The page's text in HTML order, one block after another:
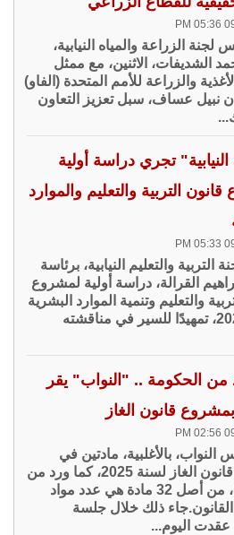
الزراعة والمياه النيابية،
الشديفات، الاثنين، مع ممثل
والزراعة للأمم المتحدة (الفاو)
نبيل عساف، سبل تعزيز التعاون
النيابية" تجري دراسة أولية
التربية والتعليم والموارد
التربية والتعليم النيابية، برئاسة
القرالة، دراسة أولية لمشروع
والتعليم وتنمية الموارد البشرية
لسنة 2026، تمهيدًا للسير في مناقشته
من الحكومة .. "النواب" يقر
قانون الغاز
النواب، بالأغلبية، مادتين في
مشروع قانون الغاز لسنة 2025، كما ورد من
الحكومة، من أصل 32 مادة هي عدد مواد
ذلك خلال جلسة
عقدت اليوم...